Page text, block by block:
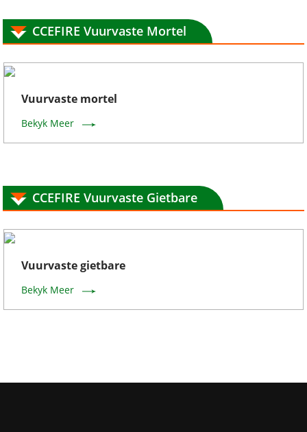
CCEFIRE Vuurvaste Mortel
Vuurvaste mortel
Bekyk Meer
CCEFIRE Vuurvaste Gietbare
Vuurvaste gietbare
Bekyk Meer